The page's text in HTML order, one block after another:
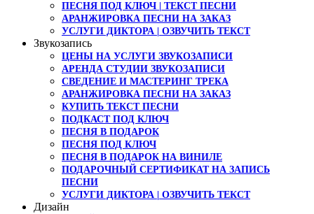
ПЕСНЯ ПОД КЛЮЧ | ТЕКСТ ПЕСНИ
АРАНЖИРОВКА ПЕСНИ НА ЗАКАЗ
УСЛУГИ ДИКТОРА | ОЗВУЧИТЬ ТЕКСТ
Звукозапись
ЦЕНЫ НА УСЛУГИ ЗВУКОЗАПИСИ
АРЕНДА СТУДИИ ЗВУКОЗАПИСИ
СВЕДЕНИЕ И МАСТЕРИНГ ТРЕКА
АРАНЖИРОВКА ПЕСНИ НА ЗАКАЗ
КУПИТЬ ТЕКСТ ПЕСНИ
ПОДКАСТ ПОД КЛЮЧ
ПЕСНЯ В ПОДАРОК
ПЕСНЯ ПОД КЛЮЧ
ПЕСНЯ В ПОДАРОК НА ВИНИЛЕ
ПОДАРОЧНЫЙ СЕРТИФИКАТ НА ЗАПИСЬ
ПЕСНИ
УСЛУГИ ДИКТОРА | ОЗВУЧИТЬ ТЕКСТ
Дизайн